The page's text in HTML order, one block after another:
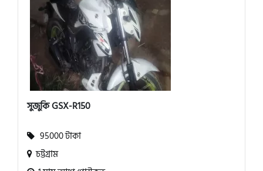
সুজুকি GSX-R150
95000 টাকা
চট্টগ্রাম